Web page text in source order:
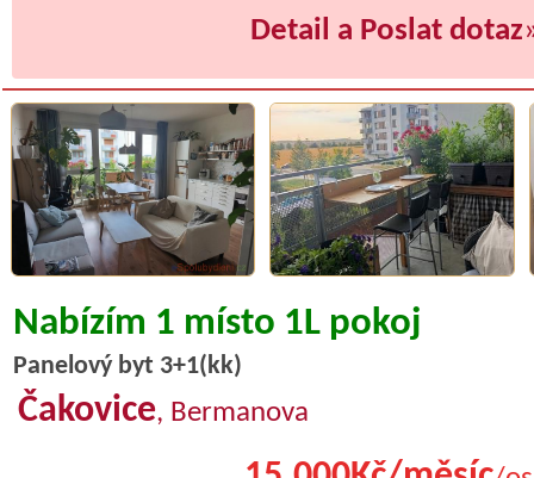
Detail a Poslat dotaz
Nabízím 1 místo 1L pokoj
Panelový byt 3+1(kk)
Čakovice, Bermanova